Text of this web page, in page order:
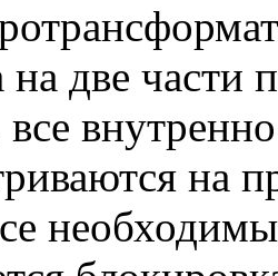
на две части
на